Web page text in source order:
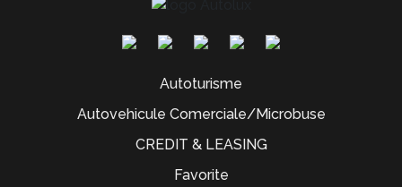
Autoturisme
Autovehicule Comerciale/Microbuse
CREDIT & LEASING
Favorite